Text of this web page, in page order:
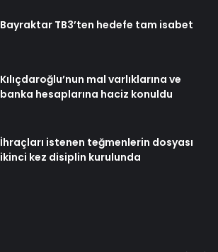
Bayraktar TB3’ten hedefe tam isabet
Kılıçdaroğlu’nun mal varlıklarına ve
banka hesaplarına haciz konuldu
İhraçları istenen teğmenlerin dosyası
ikinci kez disiplin kurulunda